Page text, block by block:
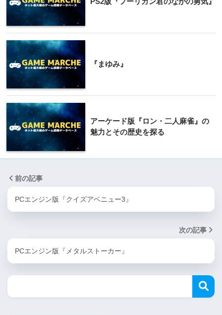
『まゆみ』
アーケード版『ロン・二人麻雀』の
魅力とその歴史を探る
前の記事
PCエンジン版『クイズアベニュー3』
次の記事
PCエンジン版『メタルストーカー』